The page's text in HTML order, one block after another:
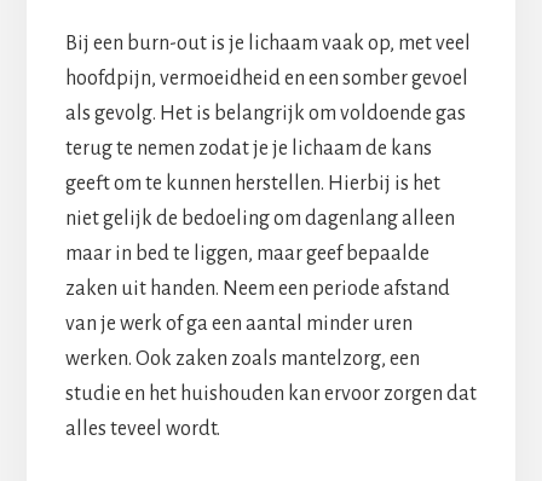
Bij een burn-out is je lichaam vaak op, met veel
hoofdpijn, vermoeidheid en een somber gevoel
als gevolg. Het is belangrijk om voldoende gas
terug te nemen zodat je je lichaam de kans
geeft om te kunnen herstellen. Hierbij is het
niet gelijk de bedoeling om dagenlang alleen
maar in bed te liggen, maar geef bepaalde
zaken uit handen. Neem een periode afstand
van je werk of ga een aantal minder uren
werken. Ook zaken zoals mantelzorg, een
studie en het huishouden kan ervoor zorgen dat
alles teveel wordt.